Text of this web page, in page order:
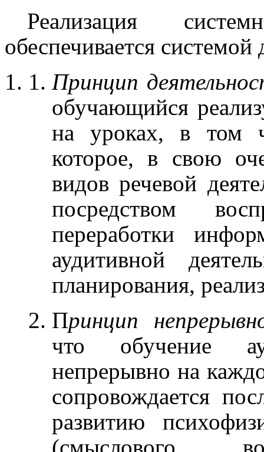
Реализация
обеспечивается
Принцип
обучающийся
на уроках, в том
которое, в свою
видов речевой
посредством
переработки
аудитивной
планирования,
Принцип
что обучение
непрерывно на
сопровождается
развитию